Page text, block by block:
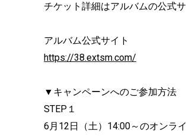
チケット詳細はアルバムの公式
アルバム公式サイト
https://38.extsm.com/
▼キャンペーンへのご参加方法
STEP１
6月12日（土）14:00～のオンラ